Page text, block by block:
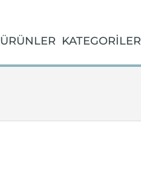
ÜRÜNLER KATEGORİLER